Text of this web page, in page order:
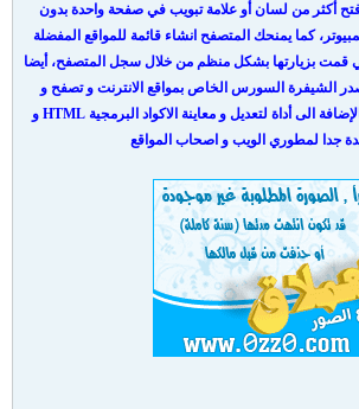
أكثر من لسان أو علامة تبويب في صفحة واحدة بدون
كما يمنحك المتصفح انشاء قائمة للمواقع المفضلة
قمت بزيارتها بشكل منظم من خلال سجل المتصفح، أيضا
الشيفرة السورس الخاص بمواقع الانترنت و تصفح و
قراءة الاكواد البرمجية، بالإضافة الى أداة لتعديل و معاينة الاكواد البرمجية HTML و
جدا لمطوري الويب و اصحاب المواقع